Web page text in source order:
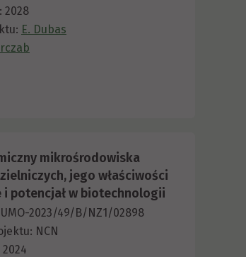
2028
E. Dubas
mikrośrodowiska
jego właściwości
potencjał w biotechnologii
2023/49/B/NZ1/02898
NCN